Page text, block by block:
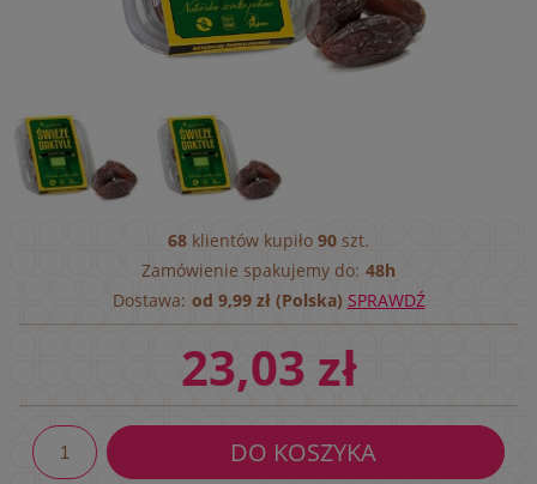
68 klientów kupiło 90 szt.
Zamówienie spakujemy do: 48h
Dostawa: od 9,99 zł (Polska) SPRAWDŹ
23,03 zł
DO KOSZYKA